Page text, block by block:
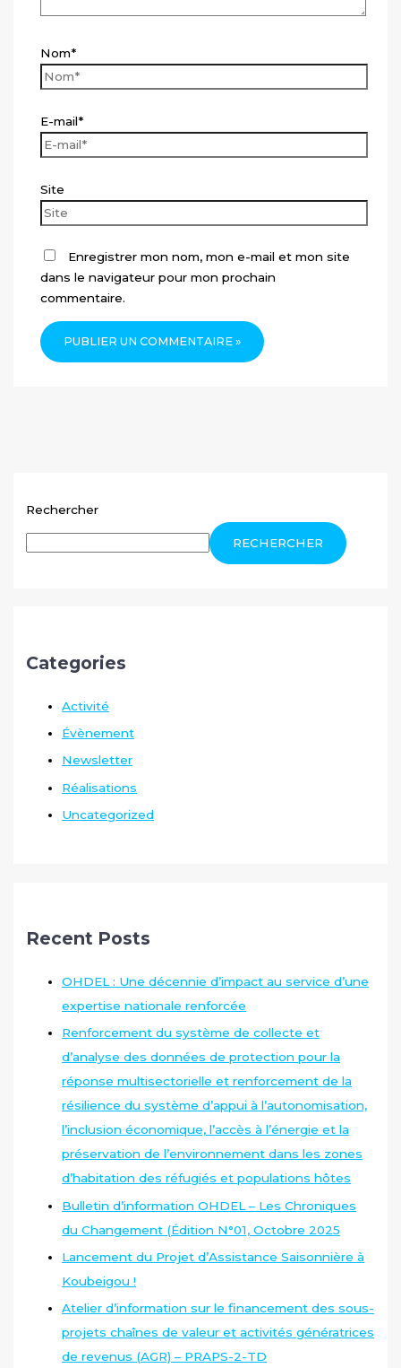
Nom*
E-mail*
Site
Enregistrer mon nom, mon e-mail et mon site
dans le navigateur pour mon prochain
commentaire.
Rechercher
RECHERCHER
Categories
Activité
Évènement
Newsletter
Réalisations
Uncategorized
Recent Posts
OHDEL : Une décennie d’impact au service d’une
expertise nationale renforcée
Renforcement du système de collecte et
d’analyse des données de protection pour la
réponse multisectorielle et renforcement de la
résilience du système d’appui à l’autonomisation,
l’inclusion économique, l’accès à l’énergie et la
préservation de l’environnement dans les zones
d’habitation des réfugiés et populations hôtes
Bulletin d’information OHDEL – Les Chroniques
du Changement (Édition N°01, Octobre 2025
Lancement du Projet d’Assistance Saisonnière à
Koubeigou !
Atelier d’information sur le financement des sous-
projets chaînes de valeur et activités génératrices
de revenus (AGR) – PRAPS-2-TD